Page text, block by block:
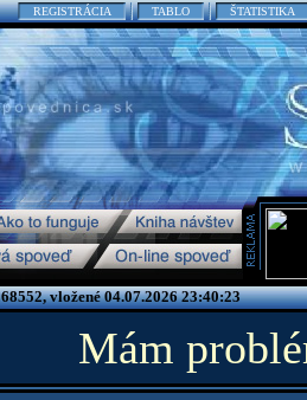
REGISTRÁCIA TABLO ŠTATISTIKA
vložené 04.07.2026 23:40:23
Mám